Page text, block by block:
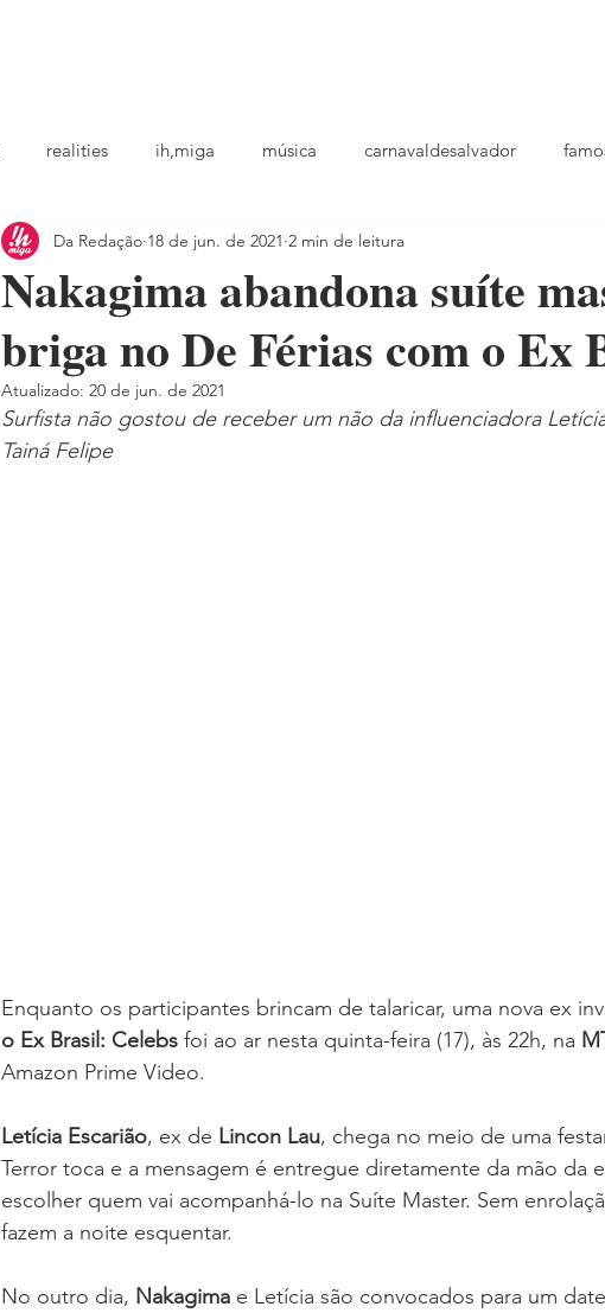
realities ih,miga música carnavaldesalvador
looks podcast playlists
Nakagima abandona suíte
briga no De Férias com o Ex
Da Redação 18 de jun. de 2021 2 min de leitura
Atualizado: 20 de jun. de 2021
Surfista não gostou de receber um não da influenciadora
Tainá Felipe
Enquanto os participantes brincam de talaricar, uma nova ex
o Ex Brasil: Celebs foi ao ar nesta quinta-feira (17), às 22h, na
Amazon Prime Video.
Letícia Escarião, ex de Lincon Lau, chega no meio de uma
Terror toca e a mensagem é entregue diretamente da mão da
escolher quem vai acompanhá-lo na Suíte Master. Sem
fazem a noite esquentar.
No outro dia, Nakagima e Letícia são convocados para um